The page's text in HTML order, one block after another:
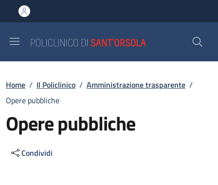
al contenuto principale
to footer content
Briciole di pane
Home / Il Policlinico / Amministrazione trasparente /
Opere pubbliche
Opere pubbliche
Condividi